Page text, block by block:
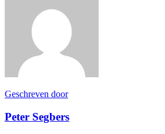
Geschreven door
Peter Segbers